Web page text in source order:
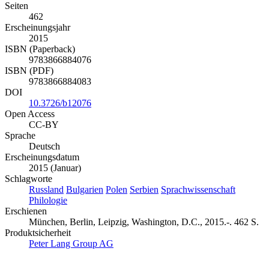
Seiten
462
Erscheinungsjahr
2015
ISBN (Paperback)
9783866884076
ISBN (PDF)
9783866884083
DOI
10.3726/b12076
Open Access
CC-BY
Sprache
Deutsch
Erscheinungsdatum
2015 (Januar)
Schlagworte
Russland Bulgarien Polen Serbien Sprachwissenschaft
Philologie
Erschienen
München, Berlin, Leipzig, Washington, D.C., 2015.-. 462 S.
Produktsicherheit
Peter Lang Group AG